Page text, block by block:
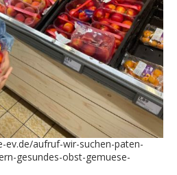
aufruf-wir-suchen-paten-
gesundes-obst-gemuese-